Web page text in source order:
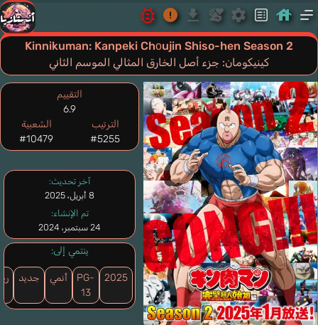
Kinnikuman: Kanpeki Chоujin Shiso-hen Season 2
كينيكومان: جزء أصل الخارق المثالي الموسم الثاني
آخر تحديث:
8 أبريل، 2025
تم الإنشاء:
24 سبتمبر، 2024
ينتمي إلى:
2025
PG-
13
أنمي جديد
التقييم
6.9
الترتيب
#5255
الشعبية
#10479